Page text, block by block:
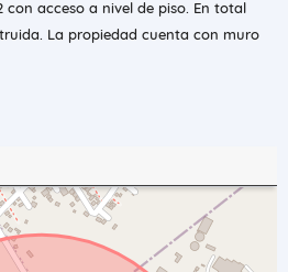
con acceso a nivel de piso. En total
La propiedad cuenta con muro